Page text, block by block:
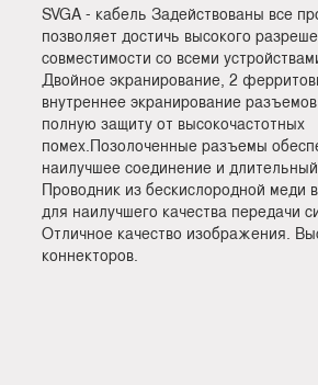
SVGA - кабель Задействованы все
позволяет достичь высокого
совместимости со всеми
Двойное экранирование, 2
внутреннее экранирование
полную защиту от высокочастотных
помех.Позолоченные разъемы
наилучшее соединение и
Проводник из бескислородной меди
для наилучшего качества передачи
Отличное качество изображения.
коннекторов.